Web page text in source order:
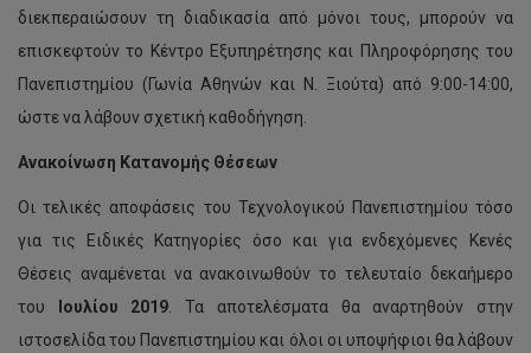
διεκπεραιώσουν τη διαδικασία από μόνοι τους, μπορούν να
επισκεφτούν το Κέντρο Εξυπηρέτησης και Πληροφόρησης του
Πανεπιστημίου (Γωνία Αθηνών και Ν. Ξιούτα) από 9:00-14:00,
ώστε να λάβουν σχετική καθοδήγηση.
Ανακοίνωση Κατανομής Θέσεων
Οι τελικές αποφάσεις του Τεχνολογικού Πανεπιστημίου τόσο
για τις Ειδικές Κατηγορίες όσο και για ενδεχόμενες Κενές
Θέσεις αναμένεται να ανακοινωθούν το τελευταίο δεκαήμερο
του
Ιουλίου 2019. Τα αποτελέσματα θα αναρτηθούν στην
ιστοσελίδα του Πανεπιστημίου και όλοι οι υποψήφιοι θα λάβουν